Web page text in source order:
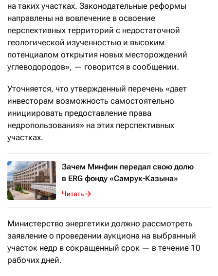
на таких участках. Законодательные реформы
направлены на вовлечение в освоение
перспективных территорий с недостаточной
геологической изученностью и высоким
потенциалом открытия новых месторождений
углеводородов», — говорится в сообщении.
Уточняется, что утвержденный перечень «дает
инвесторам возможность самостоятельно
инициировать предоставление права
недропользования» на этих перспективных
участках.
Зачем Минфин передал свою долю
в ERG фонду «Самрук-Казына»
Читать
Министерство энергетики должно рассмотреть
заявление о проведении аукциона на выбранный
участок недр в сокращенный срок — в течение 10
рабочих дней.